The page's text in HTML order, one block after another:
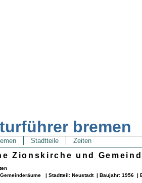
bremen
Stadtteile Zeiten
Zionskirche und
| Stadtteil: Neustadt | Baujahr: 1956 |